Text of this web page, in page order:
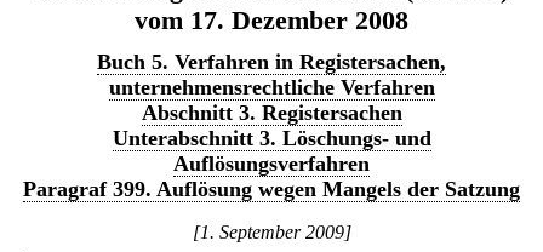
vom 17. Dezember 2008
Buch 5. Verfahren in Registersachen,
unternehmensrechtliche Verfahren
Abschnitt 3. Registersachen
Unterabschnitt 3. Löschungs- und
Auflösungsverfahren
Paragraf 399. Auflösung wegen Mangels der Satzung
[1. September 2009]